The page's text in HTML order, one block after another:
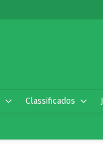
Classificados